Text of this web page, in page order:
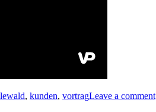
, kunden, vortragLeave a comment